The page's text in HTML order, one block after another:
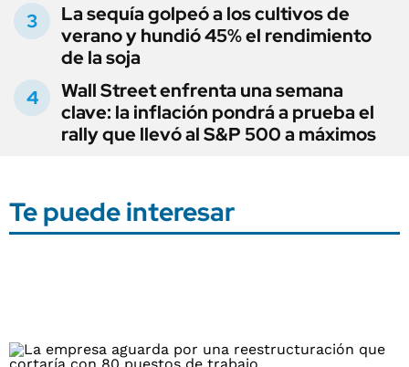
La sequía golpeó a los cultivos de
verano y hundió 45% el rendimiento
de la soja
Wall Street enfrenta una semana
clave: la inflación pondrá a prueba el
rally que llevó al S&P 500 a máximos
Te puede interesar